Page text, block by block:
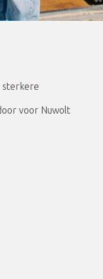
sterkere
voor Nuwolt